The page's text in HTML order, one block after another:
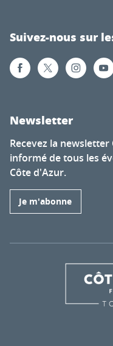
Suivez-nous sur
Newsletter
Recevez la
informé de tous les
Côte d'Azur.
Je m'abonne